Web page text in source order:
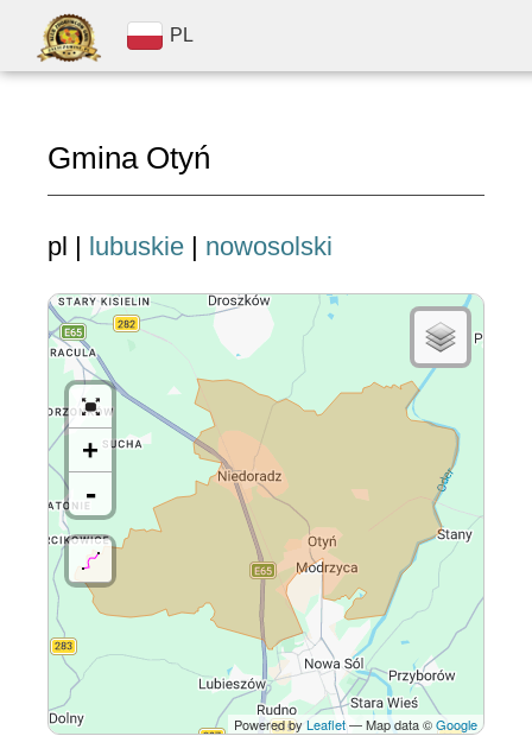
PL
Gmina Otyń
pl | lubuskie | nowosolski
+
-
Powered by Leaflet— Map data ©Google